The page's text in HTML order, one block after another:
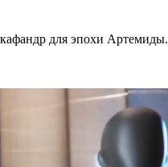
для эпохи Артемиды.